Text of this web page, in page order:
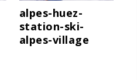
alpes-huez-
station-ski-
alpes-village